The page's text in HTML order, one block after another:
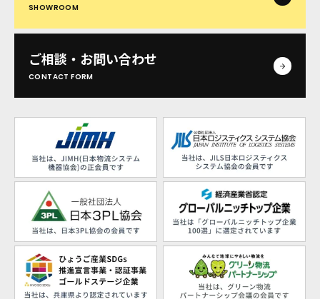
SHOWROOM
ご相談・お問い合わせ
CONTACT FORM